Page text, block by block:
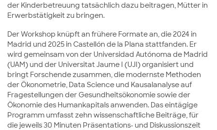
der Kinderbetreuung tatsächlich dazu beitragen, Mütter in
Erwerbstätigkeit zu bringen.
Der Workshop knüpft an frühere Formate an, die 2024 in
Madrid und 2025 in Castellón de la Plana stattfanden. Er
wird gemeinsam von der Universidad Autónoma de Madrid
(UAM) und der Universitat Jaume I (UJI) organisiert und
bringt Forschende zusammen, die modernste Methoden
der Ökonometrie, Data Science und Kausalanalyse auf
Fragestellungen der Gesundheitsökonomie sowie der
Ökonomie des Humankapitals anwenden. Das eintägige
Programm umfasst zehn wissenschaftliche Beiträge, für
die jeweils 30 Minuten Präsentations- und Diskussionszeit